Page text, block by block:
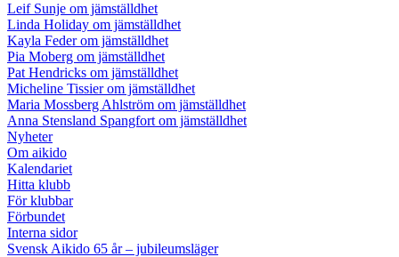
Leif Sunje om jämställdhet
Linda Holiday om jämställdhet
Kayla Feder om jämställdhet
Pia Moberg om jämställdhet
Pat Hendricks om jämställdhet
Micheline Tissier om jämställdhet
Maria Mossberg Ahlström om jämställdhet
Anna Stensland Spangfort om jämställdhet
Nyheter
Om aikido
Kalendariet
Hitta klubb
För klubbar
Förbundet
Interna sidor
Svensk Aikido 65 år – jubileumsläger